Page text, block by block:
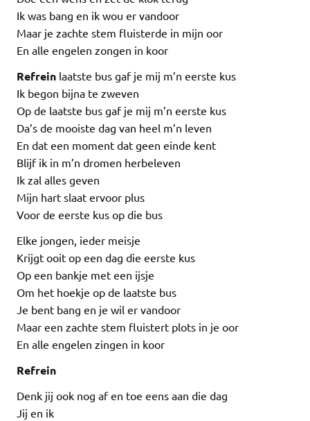
Ik was bang en ik wou er vandoor
Maar je zachte stem fluisterde in mijn oor
En alle engelen zongen in koor
Refrein laatste bus gaf je mij m’n eerste kus
Ik begon bijna te zweven
Op de laatste bus gaf je mij m’n eerste kus
Da’s de mooiste dag van heel m’n leven
En dat een moment dat geen einde kent
Blijf ik in m’n dromen herbeleven
Ik zal alles geven
Mijn hart slaat ervoor plus
Voor de eerste kus op die bus
Elke jongen, ieder meisje
Krijgt ooit op een dag die eerste kus
Op een bankje met een ijsje
Om het hoekje op de laatste bus
Je bent bang en je wil er vandoor
Maar een zachte stem fluistert plots in je oor
En alle engelen zingen in koor
Refrein
Denk jij ook nog af en toe eens aan die dag
Jij en ik